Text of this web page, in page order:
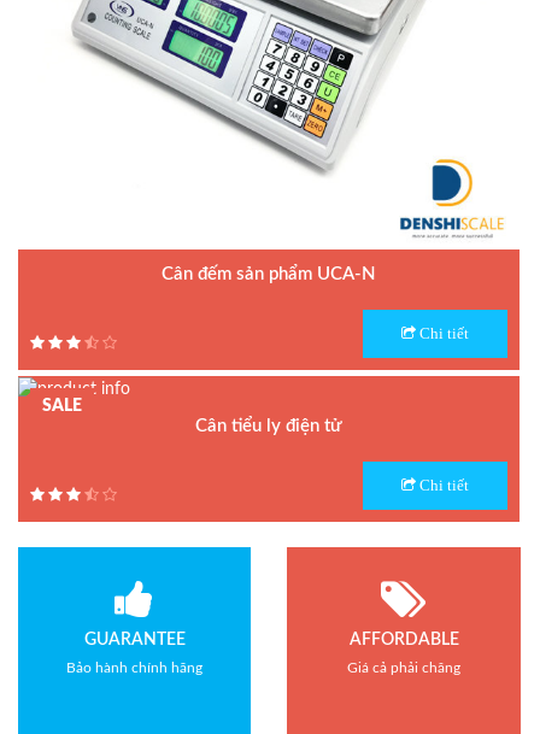
Cân đếm sản phẩm UCA-N
Hãng sản xuất : UTE - Taiwan
Bảo hành: 1.5 năm
Chi tiết
SALE
Cân tiểu ly điện tử
Hãng sản xuất : Jadever
Chi tiết
GUARANTEE
Bảo hành chính hãng
AFFORDABLE
Giá cả phải chăng